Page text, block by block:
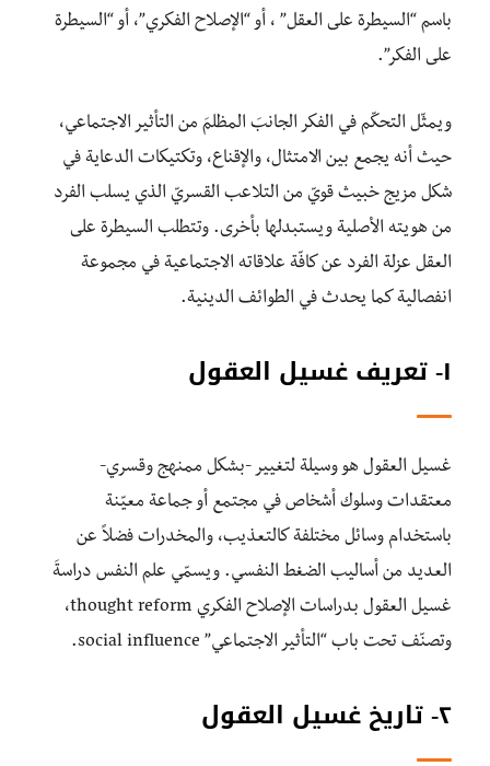
باسم “السيطرة على العقل” ، أو “الإصلاح الفكري”، أو “السيطرة
على الفكر”.
ويمثّل التحكّم في الفكر الجانبَ المظلمَ من التأثير الاجتماعي،
حيث أنه يجمع بين الامتثال، والإقناع، وتكتيكات الدعاية في
شكل مزيج خبيث قويّ من التلاعب القسريّ الذي يسلب الفرد
من هويته الأصلية ويستبدلها بأخرى. وتتطلب السيطرة على
العقل عزلة الفرد عن كافّة علاقاته الاجتماعية في مجموعة
انفصالية كما يحدث في الطوائف الدينية.
١- تعريف غسيل العقول
غسيل العقول هو وسيلة لتغيير -بشكل ممنهج وقسري-
معتقدات وسلوك أشخاص في مجتمع أو جماعة معيّنة
باستخدام وسائل مختلفة كالتعذيب، والمخدرات فضلاً عن
العديد من أساليب الضغط النفسي. ويسمّي علم النفس دراسةَ
غسيل العقول بدراسات الإصلاح الفكري thought reform،
وتصنّف تحت باب “التأثير الاجتماعي” social influence.
٢- تاريخ غسيل العقول